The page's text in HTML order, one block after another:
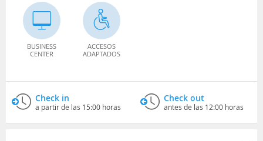
BUSINESS
CENTER
ACCESOS
ADAPTADOS
Check in
a partir de las 15:00 horas
Check out
antes de las 12:00 horas